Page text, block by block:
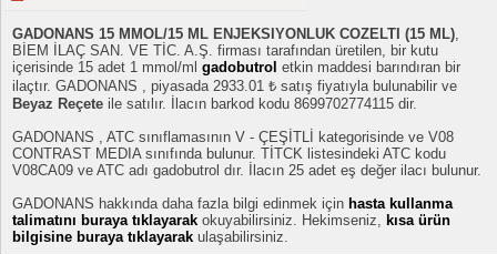
GADONANS 15 MMOL/15 ML ENJEKSIYONLUK COZELTI (15 ML)
BİEM İLAÇ SAN. VE TİC. A.Ş. firması tarafından üretilen, bir kutu
içerisinde 15 adet 1 mmol/ml gadobutrol etkin maddesi barındıran bir
ilaçtır. GADONANS , piyasada 2933.01 ₺ satış fiyatıyla bulunabilir ve
Beyaz Reçete ile satılır. İlacın barkod kodu 8699702774115 dir.
GADONANS , ATC sınıflamasının V - ÇEŞİTLİ kategorisinde ve V08
CONTRAST MEDIA sınıfında bulunur. TİTCK listesindeki ATC kodu
V08CA09 ve ATC adı gadobutrol dır. İlacın 25 adet eş değer ilacı bulunur.
GADONANS hakkında daha fazla bilgi edinmek için hasta kullanma
talimatını buraya tıklayarak okuyabilirsiniz. Hekimseniz,
kısa ürün
bilgisine buraya tıklayarak ulaşabilirsiniz.